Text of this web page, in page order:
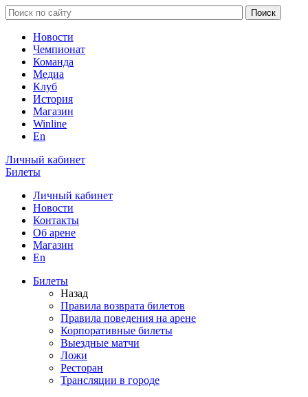
Новости
Чемпионат
Команда
Медиа
Клуб
История
Магазин
Winline
En
Личный кабинет
Билеты
Личный кабинет
Новости
Контакты
Об арене
Магазин
En
Билеты
Назад
Правила возврата билетов
Правила поведения на арене
Корпоративные билеты
Выездные матчи
Ложи
Ресторан
Трансляции в городе